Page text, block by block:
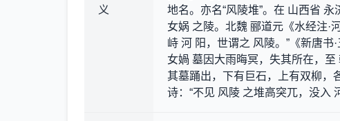
义
地名。亦名“风陵堆”。在 山西省
女娲 之陵。北魏 郦道元《水经注·
峙 河 阳，世谓之 风陵。”《新唐书
女媧 墓因大雨晦冥，失其所在，
其墓踊出，下有巨石，上有双柳，
诗：“不见 风陵 之堆高突兀，没入